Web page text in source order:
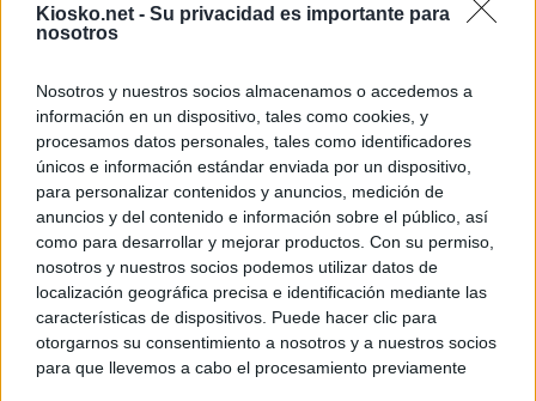
Kiosko.net - Su privacidad es importante para
nosotros
Nosotros y nuestros socios almacenamos o accedemos a
información en un dispositivo, tales como cookies, y
procesamos datos personales, tales como identificadores
únicos e información estándar enviada por un dispositivo,
para personalizar contenidos y anuncios, medición de
anuncios y del contenido e información sobre el público, así
como para desarrollar y mejorar productos. Con su permiso,
nosotros y nuestros socios podemos utilizar datos de
localización geográfica precisa e identificación mediante las
características de dispositivos. Puede hacer clic para
otorgarnos su consentimiento a nosotros y a nuestros socios
para que llevemos a cabo el procesamiento previamente